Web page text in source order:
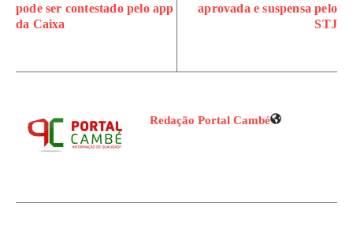
pode ser contestado pelo app
da Caixa
aprovada e suspensa pelo
STJ
Redação Portal Cambé